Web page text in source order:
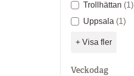
Trollhättan (1)
Uppsala (1)
+ Visa fler
Veckodag